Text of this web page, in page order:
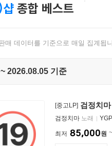
종합 베스트
매 데이터를 기준으로 매일 집계됩
2026.08.05 기준
[중고LP] 검정치
검정치마 노래
최저 85,000원